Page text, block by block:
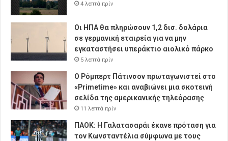
4 λεπτά πρίν
Οι ΗΠΑ θα πληρώσουν 1,2 δισ. δολάρια
σε γερμανική εταιρεία για να μην
εγκαταστήσει υπεράκτιο αιολικό πάρκο
5 λεπτά πρίν
Ο Ρόμπερτ Πάτινσον πρωταγωνιστεί στο
«Primetime» και αναβιώνει μια σκοτεινή
σελίδα της αμερικανικής τηλεόρασης
11 λεπτά πρίν
ΠΑΟΚ: Η Γαλατασαράι έκανε πρόταση για
τον Κωνσταντέλια σύμφωνα με τους